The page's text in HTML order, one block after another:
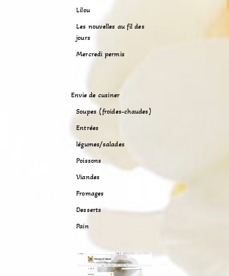
Lilou
Les nouvelles au fil des
jours
Mercredi permis
Envie de cusiner
Soupes (froides-chaudes)
Entrées
légumes/salades
Poissons
Viandes
Fromages
Desserts
Pain